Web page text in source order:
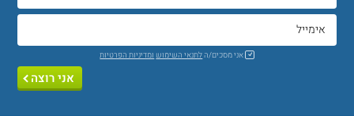
אני מסכים/הלתנאי השימוש ומדיניות הפרטיות
אני רוצה